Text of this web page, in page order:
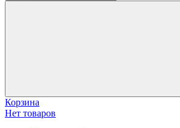
Корзина
Нет товаров